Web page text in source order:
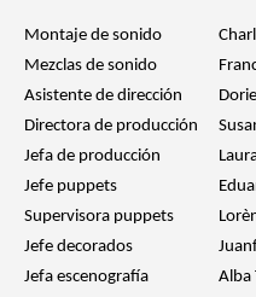
Montaje de sonido
Mezclas de sonido
Asistente de dirección
Directora de producción
Jefa de producción
Jefe puppets
Supervisora puppets
Jefe decorados
Jefa escenografía
Alba